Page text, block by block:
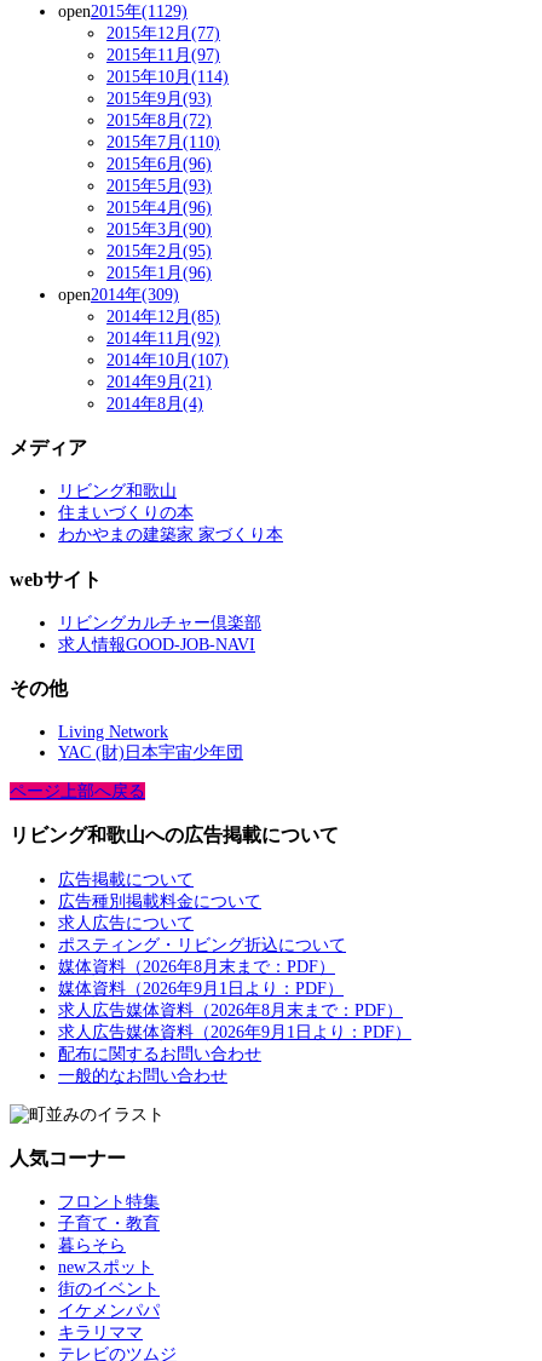
open2015年(1129)
2015年12月(77)
2015年11月(97)
2015年10月(114)
2015年9月(93)
2015年8月(72)
2015年7月(110)
2015年6月(96)
2015年5月(93)
2015年4月(96)
2015年3月(90)
2015年2月(95)
2015年1月(96)
open2014年(309)
2014年12月(85)
2014年11月(92)
2014年10月(107)
2014年9月(21)
2014年8月(4)
メディア
リビング和歌山
住まいづくりの本
わかやまの建築家 家づくり本
webサイト
リビングカルチャー倶楽部
求人情報GOOD-JOB-NAVI
その他
Living Network
YAC (財)日本宇宙少年団
ページ上部へ戻る
リビング和歌山への広告掲載について
広告掲載について
広告種別掲載料金について
求人広告について
ポスティング・リビング折込について
媒体資料（2026年8月末まで：PDF）
媒体資料（2026年9月1日より：PDF）
求人広告媒体資料（2026年8月末まで：PDF）
求人広告媒体資料（2026年9月1日より：PDF）
配布に関するお問い合わせ
一般的なお問い合わせ
人気コーナー
フロント特集
子育て・教育
暮らそら
newスポット
街のイベント
イケメンパパ
キラリママ
テレビのツムジ